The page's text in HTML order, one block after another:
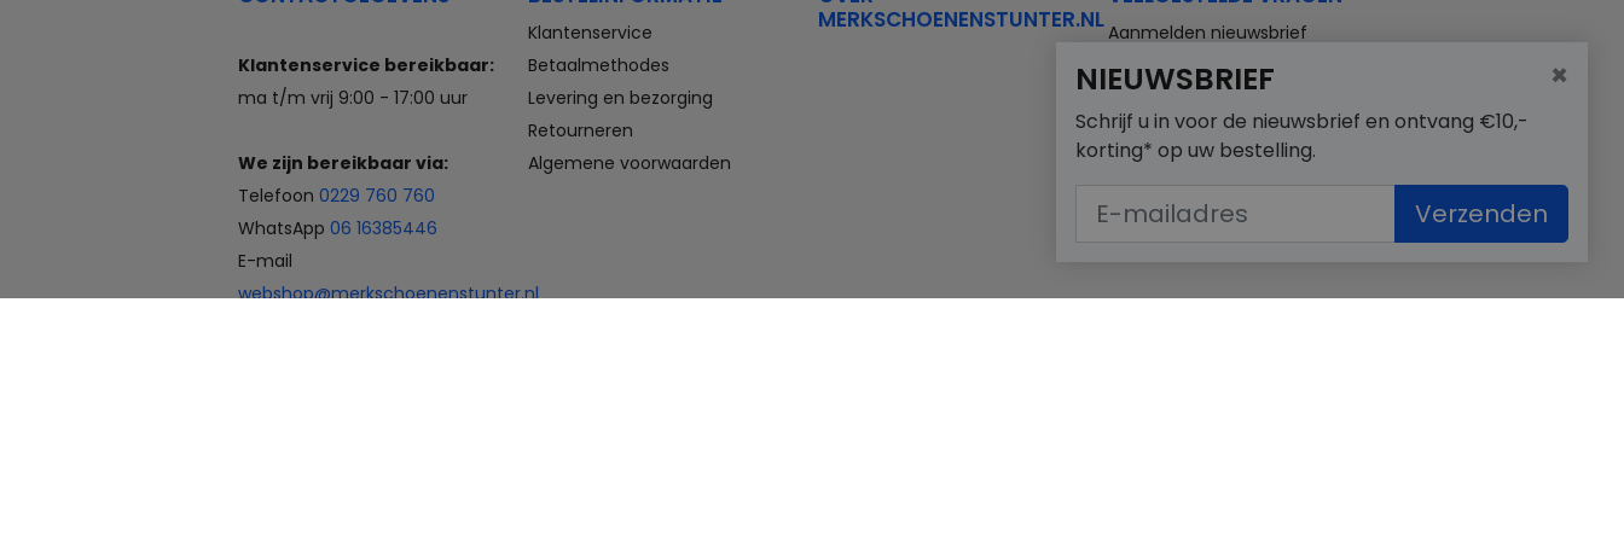
Klantenservice bereikbaar:
ma t/m vrij 9:00 - 17:00 uur
We zijn bereikbaar via:
Telefoon 0229 760 760
WhatsApp 06 16385446
E-mail
webshop@merkschoenenstunter.nl
Klantenservice
Betaalmethodes
Levering en bezorging
Retourneren
Algemene voorwaarden
MERKSCHOENENSTUNTER.NLAanmelden nieuwsbrief
×
NIEUWSBRIEF
Schrijf u in voor de nieuwsbrief en ontvang €10,-
korting* op uw bestelling.
Verzenden